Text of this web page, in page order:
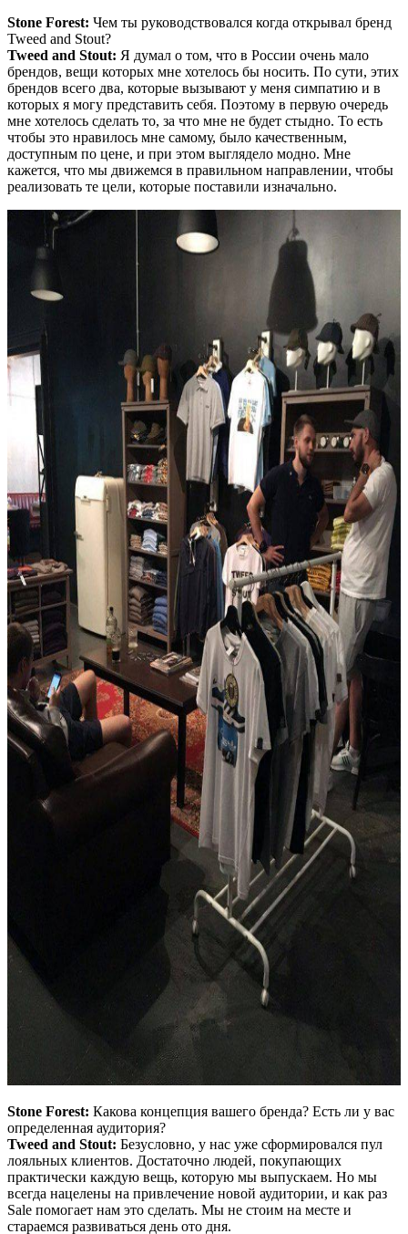
Stone Forest: Чем ты руководствовался когда открывал бренд
Tweed and Stout?
Tweed and Stout: Я думал о том, что в России очень мало
брендов, вещи которых мне хотелось бы носить. По сути, этих
брендов всего два, которые вызывают у меня симпатию и в
которых я могу представить себя. Поэтому в первую очередь
мне хотелось сделать то, за что мне не будет стыдно. То есть
чтобы это нравилось мне самому, было качественным,
доступным по цене, и при этом выглядело модно. Мне
кажется, что мы движемся в правильном направлении, чтобы
реализовать те цели, которые поставили изначально.
Stone Forest: Какова концепция вашего бренда? Есть ли у вас
определенная аудитория?
Tweed and Stout: Безусловно, у нас уже сформировался пул
лояльных клиентов. Достаточно людей, покупающих
практически каждую вещь, которую мы выпускаем. Но мы
всегда нацелены на привлечение новой аудитории, и как раз
Sale помогает нам это сделать. Мы не стоим на месте и
стараемся развиваться день ото дня.